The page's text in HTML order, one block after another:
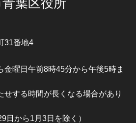
31番地4
金曜日午前8時45分から午後5時ま
する時間が長くなる場合があり
日から1月3日を除く）